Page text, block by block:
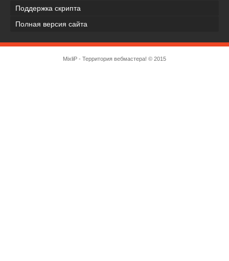
Поддержка скрипта
Полная версия сайта
MixliP - Территория вебмастера! © 2015